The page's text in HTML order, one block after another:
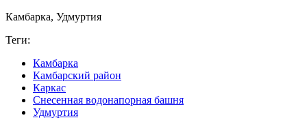
Камбарка, Удмуртия
Теги:
Камбарка
Камбарский район
Каркас
Снесенная водонапорная башня
Удмуртия